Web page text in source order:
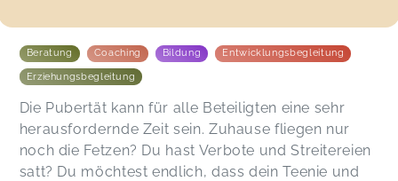
Beratung Coaching Bildung Entwicklungsbegleitung
Erziehungsbegleitung
Die Pubertät kann für alle Beteiligten eine sehr
herausfordernde Zeit sein. Zuhause fliegen nur
noch die Fetzen? Du hast Verbote und Streitereien
satt? Du möchtest endlich, dass dein Teenie und